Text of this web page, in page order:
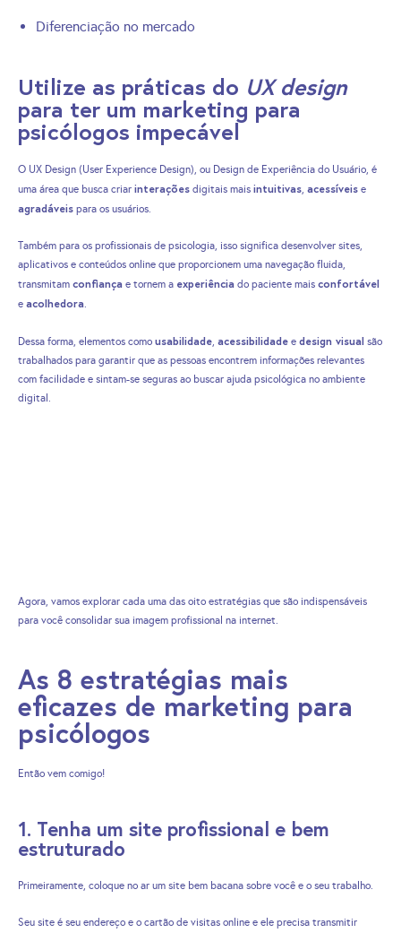
Diferenciação no mercado
Utilize as práticas do UX design
para ter um marketing para
psicólogos impecável
O UX Design (User Experience Design), ou Design de Experiência do Usuário, é
uma área que busca criar interações digitais mais intuitivas acessíveis e
agradáveis para os usuários.
Também para os profissionais de psicologia, isso significa desenvolver sites,
aplicativos e conteúdos online que proporcionem uma navegação fluida,
transmitam confiança e tornem a experiência do paciente mais confortável
e acolhedora
Dessa forma, elementos como usabilidade acessibilidade e design visual são
trabalhados para garantir que as pessoas encontrem informações relevantes
com facilidade e sintam-se seguras ao buscar ajuda psicológica no ambiente
digital.
Agora, vamos explorar cada uma das oito estratégias que são indispensáveis
para você consolidar sua imagem profissional na internet.
As 8 estratégias mais
eficazes de marketing para
psicólogos
Então vem comigo!
1. Tenha um site profissional e bem
estruturado
Primeiramente, coloque no ar um site bem bacana sobre você e o seu trabalho.
Seu site é seu endereço e o cartão de visitas online e ele precisa transmitir